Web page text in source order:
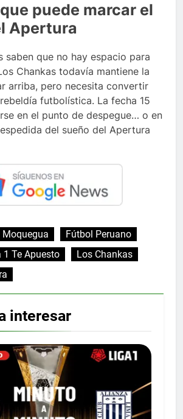
puede marcar el
Apertura
saben que no hay espacio para
Chankas todavía mantiene la
arriba, pero necesita convertir
futbolística. La fecha 15
en el punto de despegue… o en
del sueño del Apertura
Moquegua
Fútbol Peruano
1 Te Apuesto
Los Chankas
interesar